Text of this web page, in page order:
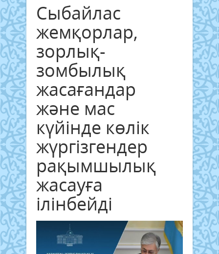
Сыбайлас
жемқорлар,
зорлық-
зомбылық
жасағандар
және мас
күйінде көлік
жүргізгендер
рақымшылық
жасауға
ілінбейді